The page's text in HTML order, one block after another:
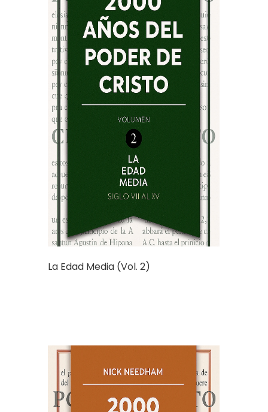
La Edad Media (Vol. 2)